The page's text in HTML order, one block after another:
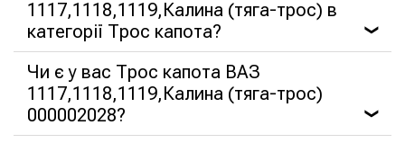
1117,1118,1119,Калина (тяга-трос) в
категорії Трос капота?
❯
Чи є у вас Трос капота ВАЗ
1117,1118,1119,Калина (тяга-трос)
000002028?
❯